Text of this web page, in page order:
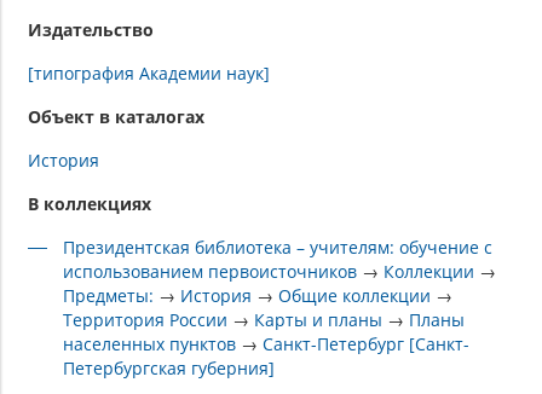
Издательство
[типография Академии наук]
Объект в каталогах
История
В коллекциях
Президентская библиотека – учителям: обучение с
использованием первоисточников → Коллекции →
Предметы: → История →Общие коллекции →
Территория России → Карты и планы → Планы
населенных пунктов →Санкт-Петербург [Санкт-
Петербургская губерния]